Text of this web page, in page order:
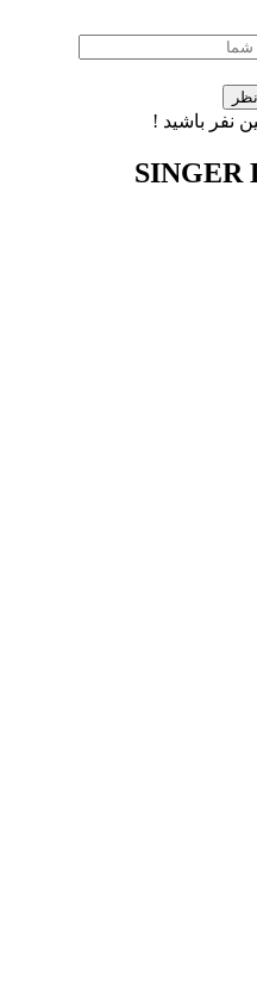
نفر باشید !
SINGER